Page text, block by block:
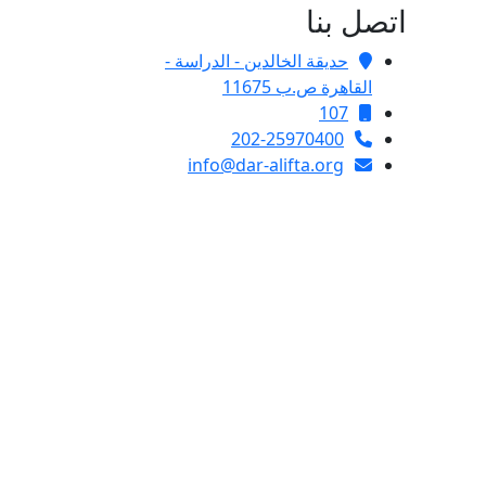
اتصل بنا
حديقة الخالدين - الدراسة -
القاهرة ص.ب 11675
107
202-25970400
info@dar-alifta.org